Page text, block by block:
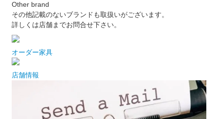
Other brand
その他記載のないブランドも取扱いがございます。
詳しくは店舗までお問合せ下さい。
オーダー家具
店舗情報